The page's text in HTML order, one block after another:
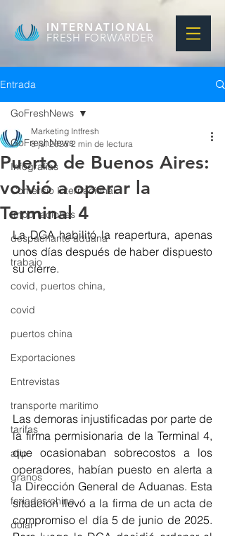
INTERNATIONAL
FRESH FORWARDER
Entrada
GoFreshNews
Infografias
Comercio Internacional
Importaciones
despachante aduana
trabajo
covid, puertos china,
covid
puertos china
Exportaciones
Entrevistas
transporte marítimo
tarifas
afip
granos
feriados china
dolar
GoFreshNews
Puerto de Buenos Aires:
volvió a operar la
Terminal 4
Marketing Intfresh
8 jul 2025 2 min de lectura
La DGA habilitó la reapertura, apenas
unos días después de haber dispuesto
su cierre.
Las demoras injustificadas por parte de
la firma permisionaria de la Terminal 4,
que ocasionaban sobrecostos a los
operadores, habían puesto en alerta a
la Dirección General de Aduanas. Esta
situación llevó a la firma de un acta de
compromiso el día 5 de junio de 2025.